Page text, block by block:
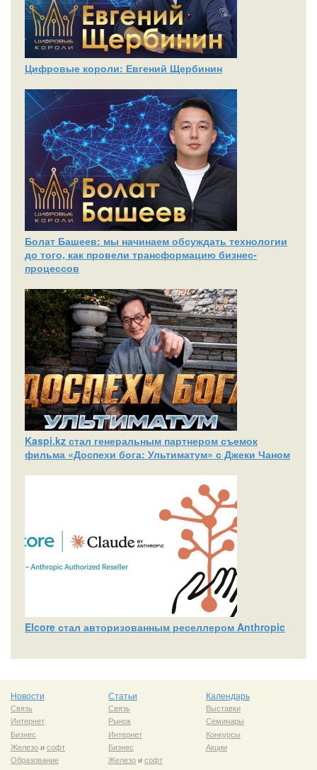
Цифровые короли: Евгений Щербинин
Болат Башеев: мы начинаем обсуждать технологии
до того, как провели трансформацию бизнес-
процессов
Kaspi.kz стал генеральным партнером съемок
фильма «Доспехи бога: Ультиматум» с Джеки Чаном
Elcore стал авторизованным реселлером Anthropic
Новости
Связь
Интернет
Бизнес
Железоисофт
Образование
Статьи
Связь
Рынок
Интернет
Бизнес
Железоисофт
Календарь
Выставки
Семинары
Конкурсы
Акции